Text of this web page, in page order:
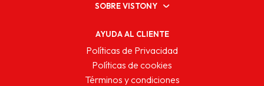
SOBRE VISTONY
AYUDA AL CLIENTE
Políticas de Privacidad
Políticas de cookies
Términos y condiciones